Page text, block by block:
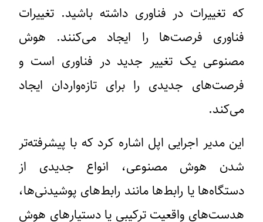
که تغییرات در فناوری داشته باشید. تغییرات
فناوری فرصت‌ها را ایجاد می‌کنند. هوش
مصنوعی یک تغییر جدید در فناوری است و
فرصت‌های جدیدی را برای تازه‌واردان ایجاد
می‌کند.
این مدیر اجرایی اپل اشاره کرد که با پیشرفته‌تر
شدن هوش مصنوعی، انواع جدیدی از
دستگاه‌ها یا رابط‌ها مانند رابط‌های پوشیدنی‌ها،
هدست‌های واقعیت ترکیبی یا دستیارهای هوش